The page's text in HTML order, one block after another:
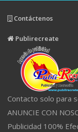
Contáctenos
Publirecreate
Contacto solo para
ANUNCIE CON
Publicidad 100%